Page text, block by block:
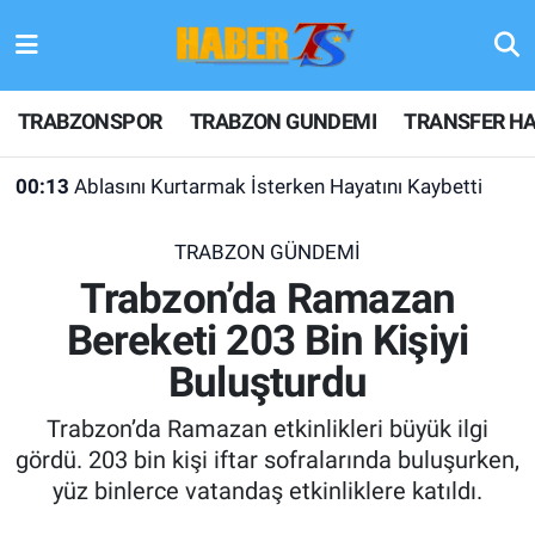
TRABZONSPOR TRABZON GUNDEMI TRANSFER
00:13 Ablasını Kurtarmak İsterken Hayatını Kaybetti
TRABZON GÜNDEMİ
Trabzon’da Ramazan
Bereketi 203 Bin Kişiyi
Buluşturdu
Trabzon’da Ramazan etkinlikleri büyük ilgi
gördü. 203 bin kişi iftar sofralarında buluşurken,
yüz binlerce vatandaş etkinliklere katıldı.
TRABZONSPOR
TRABZON GUNDEMI
KULİS MEYDANI
1461 TRABZON
FUTBOL
Hava Durumu
Trafik Durumu
Son Dakika Haberleri
Haber Arşivi